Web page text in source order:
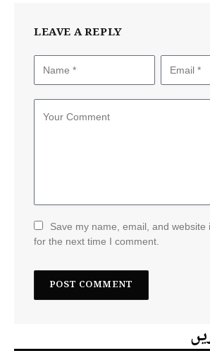
LEAVE A REPLY
Save my name, email, and website
for the next time I comment.